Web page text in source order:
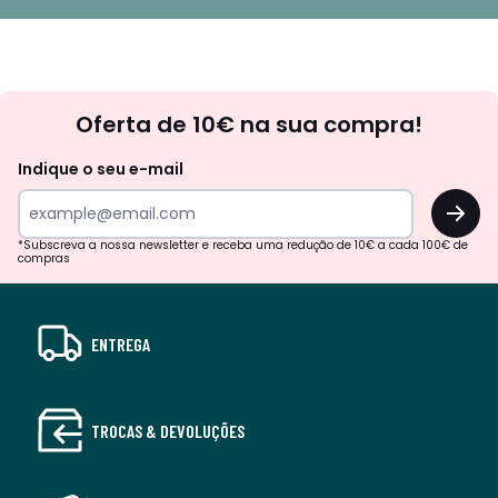
Oferta de 10€ na sua compra!
Indique o seu e-mail
OK
*Subscreva a nossa newsletter e receba uma redução de 10€ a cada 100€ de
compras
ENTREGA
TROCAS & DEVOLUÇÕES